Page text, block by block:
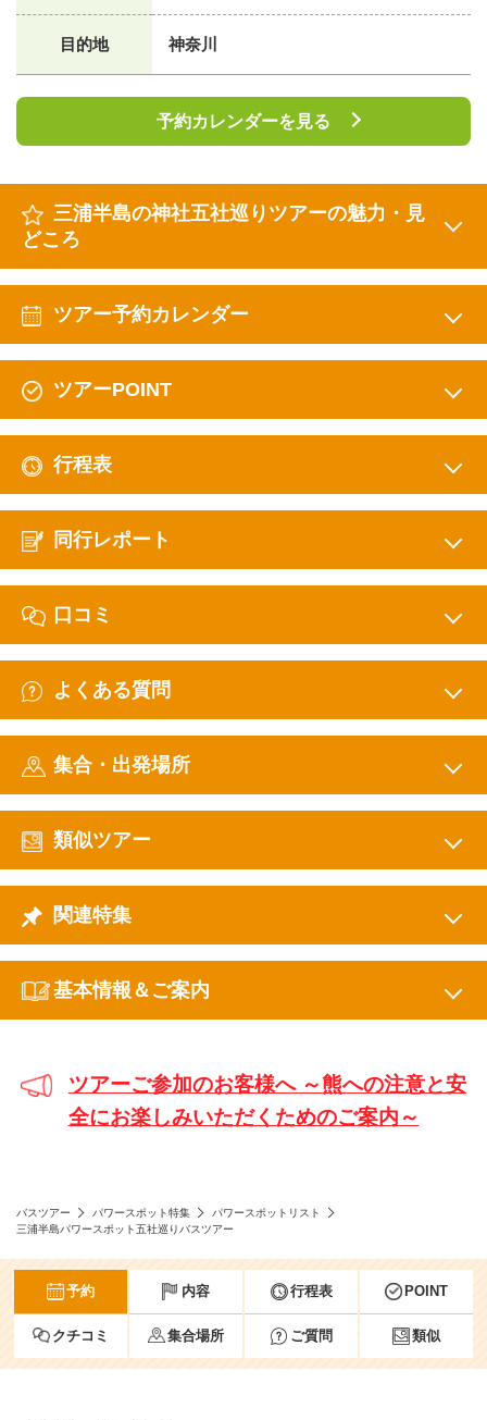
目的地 神奈川
予約カレンダーを見る
三浦半島の神社五社巡りツアーの魅力・見
どころ
ツアー予約カレンダー
ツアーPOINT
行程表
同行レポート
口コミ
よくある質問
集合・出発場所
類似ツアー
関連特集
基本情報＆ご案内
ツアーご参加のお客様へ ～熊への注意と安
全にお楽しみいただくためのご案内～
バスツアー パワースポット特集
パワースポットリスト
三浦半島パワースポット五社巡りバスツアー
予約 内容 行程表 POINT
クチコミ 集合場所 ご質問 類似